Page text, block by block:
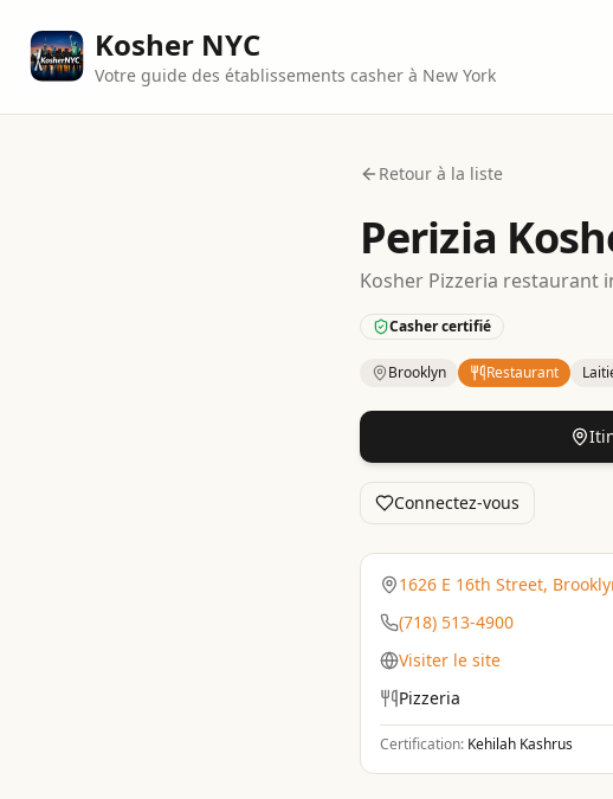
Kosher NYC
Votre guide des établissements casher à New York
Retour à la liste
Perizia
Kosher Pizzeria restaurant
Casher certifié
Brooklyn Restaurant
Kosher
Connectez-vous
1626 E 16th Street,
(718) 513-4900
Visiter le site
Pizzeria
Certification: Kehilah Kashrus